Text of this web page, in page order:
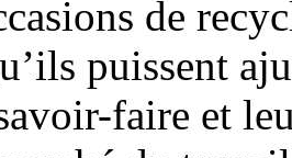
de
puissent
faire et